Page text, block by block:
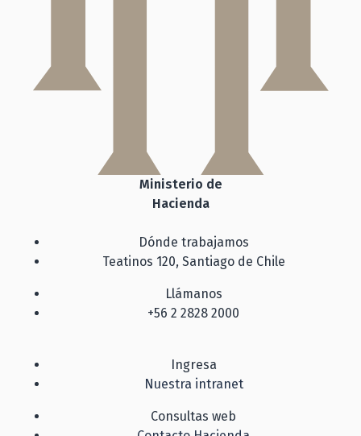
Ministerio de
Hacienda
Dónde trabajamos
Teatinos 120, Santiago de Chile
Llámanos
+56 2 2828 2000
Ingresa
Nuestra intranet
Consultas web